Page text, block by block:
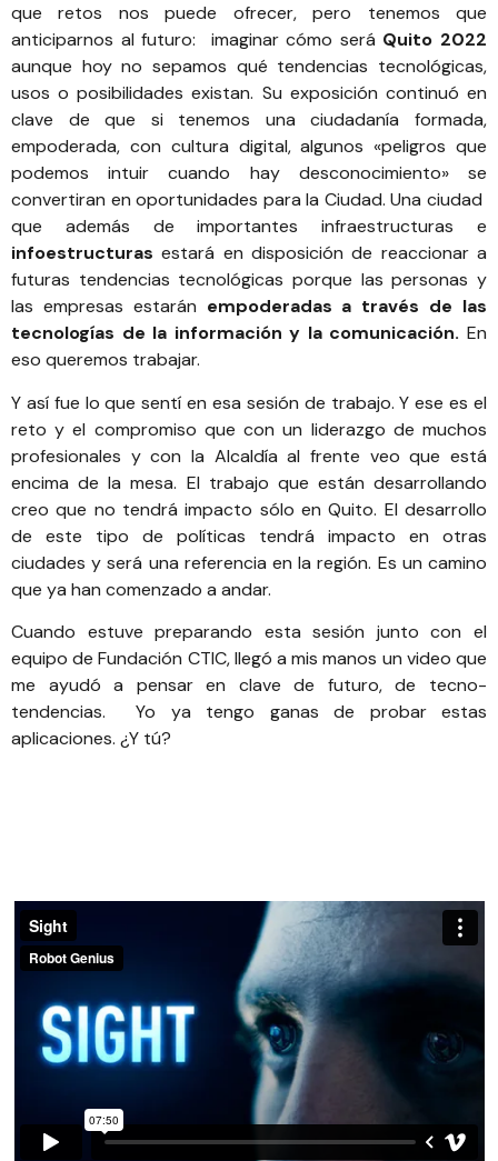
que retos nos puede ofrecer, pero tenemos que
anticiparnos al futuro: imaginar cómo será Quito 2022
aunque hoy no sepamos qué tendencias tecnológicas,
usos o posibilidades existan. Su exposición continuó en
clave de que si tenemos una ciudadanía formada,
empoderada, con cultura digital, algunos «peligros que
podemos intuir cuando hay desconocimiento» se
convertiran en oportunidades para la Ciudad. Una ciudad
que además de importantes infraestructuras e
infoestructuras estará en disposición de reaccionar a
futuras tendencias tecnológicas porque las personas y
las empresas estarán empoderadas a través de las
tecnologías de la información y la comunicación. En
eso queremos trabajar.
Y así fue lo que sentí en esa sesión de trabajo. Y ese es el
reto y el compromiso que con un liderazgo de muchos
profesionales y con la Alcaldía al frente veo que está
encima de la mesa. El trabajo que están desarrollando
creo que no tendrá impacto sólo en Quito. El desarrollo
de este tipo de políticas tendrá impacto en otras
ciudades y será una referencia en la región. Es un camino
que ya han comenzado a andar.
Cuando estuve preparando esta sesión junto con el
equipo deFundación CTIC, llegó a mis manos un video que
me ayudó a pensar en clave de futuro, de tecno-
tendencias. Yo ya tengo ganas de probar estas
aplicaciones. ¿Y tú?